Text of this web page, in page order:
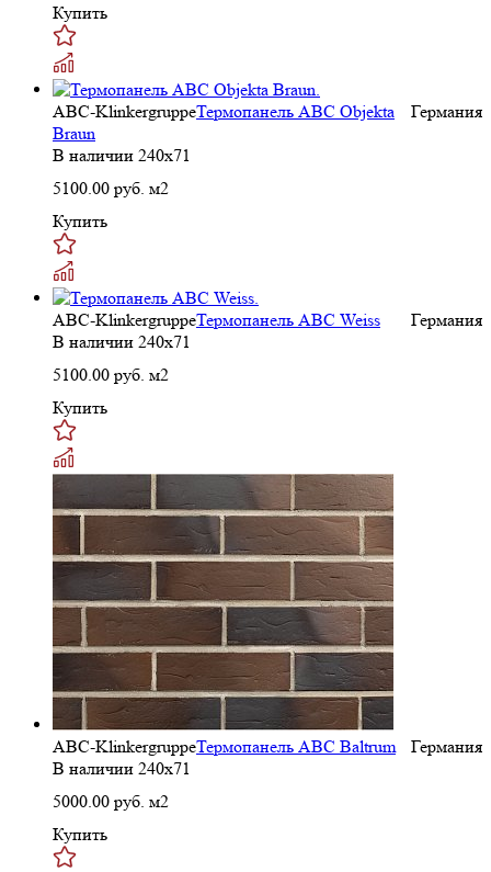
Купить
ABC-Klinkergruppe Германия
Термопанель ABC Objekta
Braun
В наличии 240х71
5100.00 руб. м2
Купить
ABC-Klinkergruppe Германия
Термопанель ABC Weiss
В наличии 240х71
5100.00 руб. м2
Купить
ABC-Klinkergruppe Германия
Термопанель ABC Baltrum
В наличии 240х71
5000.00 руб. м2
Купить